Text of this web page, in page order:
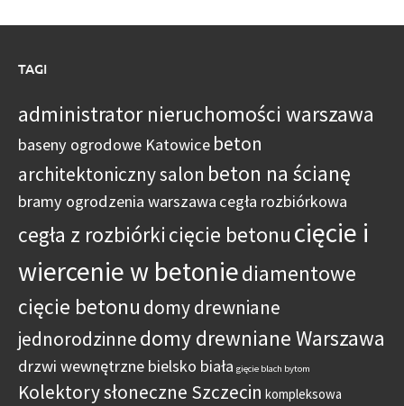
TAGI
administrator nieruchomości warszawa
baseny ogrodowe Katowice beton
architektoniczny salon beton na ścianę
bramy ogrodzenia warszawa cegła rozbiórkowa
cegła z rozbiórki cięcie betonu cięcie i
wiercenie w betoniediamentowe
cięcie betonu domy drewniane
jednorodzinnedomy drewniane Warszawa
drzwi wewnętrzne bielsko biała gięcie blach bytom
Kolektory słoneczne Szczecin kompleksowa